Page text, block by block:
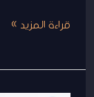
قراءة المزيد »